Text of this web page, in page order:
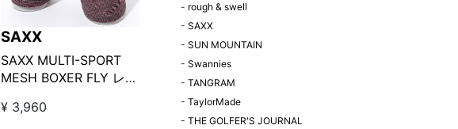
SAXX
SAXX MULTI-SPORT
MESH BOXER FLY レッ
¥ 3,960
- rough & swell
- SAXX
- SUN MOUNTAIN
- Swannies
- TANGRAM
- TaylorMade
- THE GOLFER'S JOURNAL